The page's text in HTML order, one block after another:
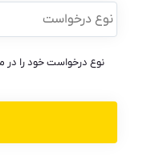
درخواست *
نوع درخواست خود را در